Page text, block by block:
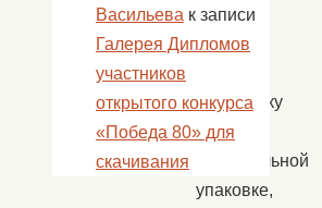
получить
23
шоколадку
в
оригинальной
упаковке,
Васильева к записи
Галерея Дипломов
участников
открытого конкурса
«Победа 80» для
скачивания